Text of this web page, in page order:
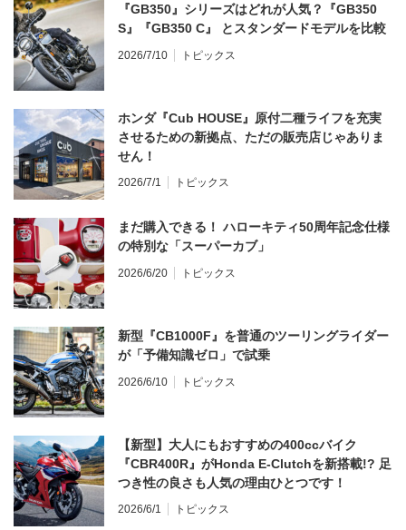
『GB350』シリーズはどれが人気？『GB350
S』『GB350 C』 とスタンダードモデルを比較
2026/7/10 トピックス
ホンダ『Cub HOUSE』原付二種ライフを充実
させるための新拠点、ただの販売店じゃありま
せん！
2026/7/1 トピックス
まだ購入できる！ ハローキティ50周年記念仕様
の特別な「スーパーカブ」
2026/6/20 トピックス
新型『CB1000F』を普通のツーリングライダー
が「予備知識ゼロ」で試乗
2026/6/10 トピックス
【新型】大人にもおすすめの400ccバイク
『CBR400R』がHonda E-Clutchを新搭載!? 足
つき性の良さも人気の理由ひとつです！
2026/6/1 トピックス